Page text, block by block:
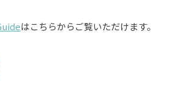
はこちらからご覧いただけます。